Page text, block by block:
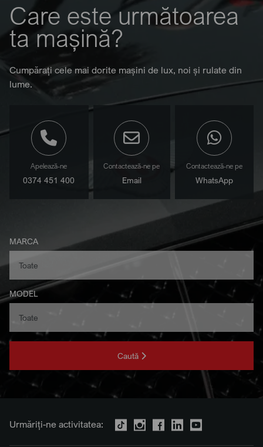
Care este următoarea
ta mașină?
Cumpărați cele mai dorite mașini de lux, noi și rulate din
lume.
Apelează-ne
0374 451 400
Contactează-ne pe
Email
Contactează-ne pe
WhatsApp
MARCA
MODEL
Caută
Urmăriți-ne activitatea: